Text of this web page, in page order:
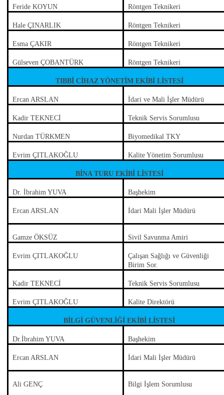
Feride KOYUN Röntgen Teknikeri
Hale ÇINARLIK Röntgen Teknikeri
Esma ÇAKIR Röntgen Teknikeri
Gülseven ÇOBANTÜRK Röntgen Teknikeri
TIBBİ CİHAZ YÖNETİM EKİBİ LİSTESİ
Ercan ARSLAN İdari ve Mali İşler Müdürü
Kadir TEKNECİ Teknik Servis Sorumlusu
Nurdan TÜRKMEN Biyomedikal TKY
Evrim ÇITLAKOĞLU Kalite Yönetim Sorumlusu
BİNA TURU EKİBİ LİSTESİ
Dr. İbrahim YUVA Başhekim
Ercan ARSLAN İdari Mali İşler Müdürü
Gamze ÖKSÜZ Sivil Savunma Amiri
Evrim ÇITLAKOĞLU
Çalışan Sağlığı ve Güvenliği
Birim Sor.
Kadir TEKNECİ Teknik Servis Sorumlusu
Evrim ÇITLAKOĞLU Kalite Direktörü
BİLGİ GÜVENLİĞİ EKİBİ LİSTESİ
Dr.İbrahim YUVA Başhekim
Ercan ARSLAN İdari Mali İşler Müdürü
Ali GENÇ Bilgi İşlem Sorumlusu